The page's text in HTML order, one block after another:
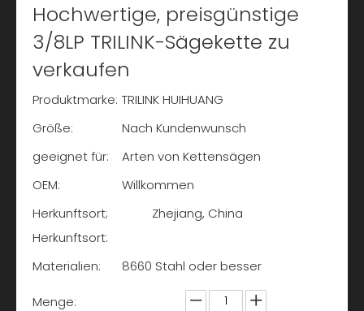
Hochwertige, preisgünstige
3/8LP TRILINK-Sägekette zu
verkaufen
Produktmarke: TRILINK HUIHUANG
Größe:
Nach Kundenwunsch
geeignet für:
Arten von Kettensägen
OEM:
Willkommen
Herkunftsort;
Herkunftsort:
Zhejiang, China
Materialien: 8660 Stahl oder besser
Menge: